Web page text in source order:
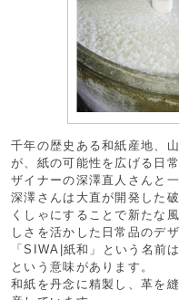
千年の歴史ある和紙産地、
が、紙の可能性を広げる日
ザイナーの深澤直人さんと
深澤さんは大直が開発した
くしゃにすることで新たな
しさを活かした日常品のデ
「SIWA|紙和」という名前
という意味があります。
和紙を丹念に精製し、革を